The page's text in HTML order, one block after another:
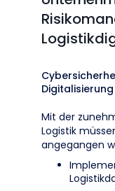
Mit der
Logistik
angegangen